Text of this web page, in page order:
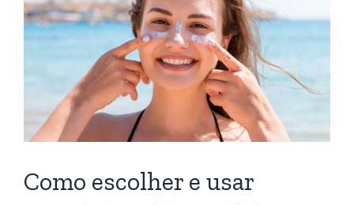
Como escolher e usar